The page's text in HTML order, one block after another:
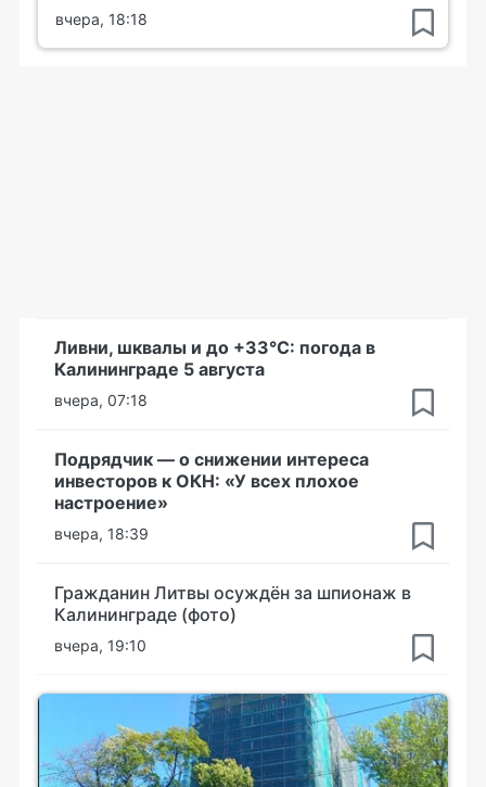
вчера, 18:18
Ливни, шквалы и до +33°С: погода в
Калининграде 5 августа
вчера, 07:18
Подрядчик — о снижении интереса
инвесторов к ОКН: «У всех плохое
настроение»
вчера, 18:39
Гражданин Литвы осуждён за шпионаж в
Калининграде (фото)
вчера, 19:10